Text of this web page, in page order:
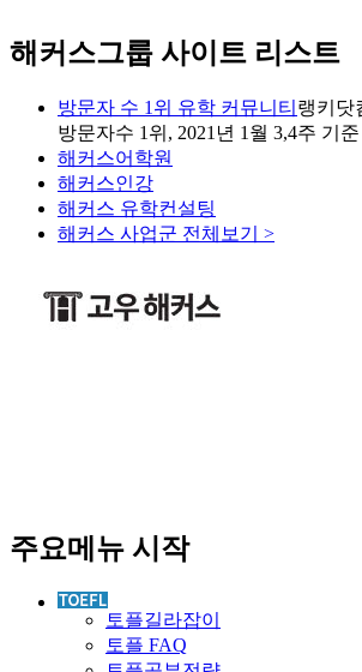
해커스그룹 사이트 리스트
방문자 수 1위 유학 커뮤니티 랭키닷
방문자수 1위, 2021년 1월 3,4주 기준
해커스어학원
해커스인강
해커스 유학컨설팅
해커스 사업군 전체보기 >
주요메뉴 시작
토플길라잡이
토플 FAQ